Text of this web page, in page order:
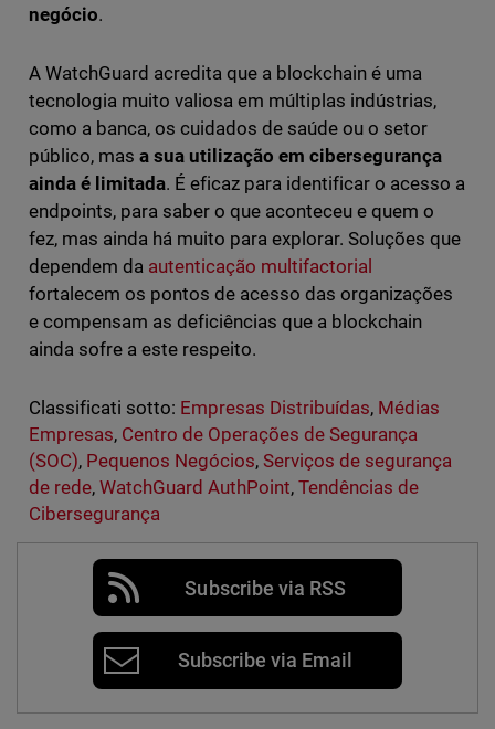
negócio.
A WatchGuard acredita que a blockchain é uma
tecnologia muito valiosa em múltiplas indústrias,
como a banca, os cuidados de saúde ou o setor
público, mas a sua utilização em cibersegurança
ainda é limitada. É eficaz para identificar o acesso a
endpoints, para saber o que aconteceu e quem o
fez, mas ainda há muito para explorar. Soluções que
dependem da autenticação multifactorial
fortalecem os pontos de acesso das organizações
e compensam as deficiências que a blockchain
ainda sofre a este respeito.
Classificati sotto: Empresas Distribuídas, Médias
Empresas, Centro de Operações de Segurança
(SOC), Pequenos Negócios, Serviços de segurança
de rede, WatchGuard AuthPoint,Tendências de
Cibersegurança
Subscribe via RSS
Subscribe via Email